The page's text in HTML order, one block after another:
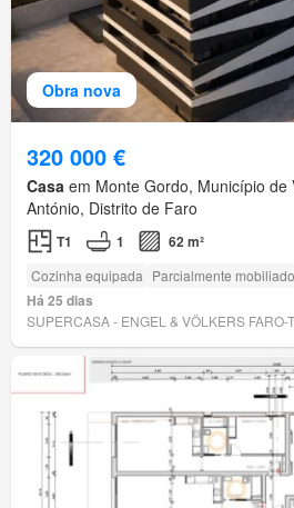
Obra nova
320 000 €
Casa em Monte Gordo, Município de
António, Distrito de Faro
T1 1 62 m²
Cozinha equipada Parcialmente mobiliado
Há 25 dias
SUPERCASA - ENGEL & VÖLKERS FARO-